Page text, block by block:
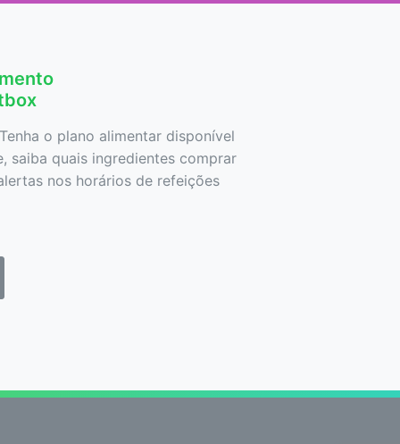
o plano alimentar disponível
saiba quais ingredientes comprar
nos horários de refeições